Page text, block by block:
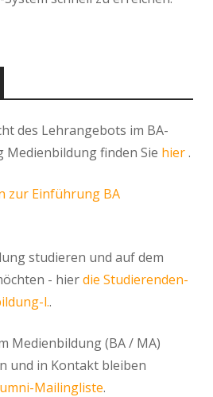
des Lehrangebots im BA-
Medienbildung finden Sie hier.
zur Einführung BA
studieren und auf dem
- hierdie Studierenden-
l..
Medienbildung (BA / MA)
und in Kontakt bleiben
Mailingliste.